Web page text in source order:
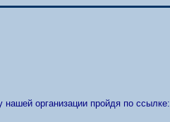
нашей организации пройдя по ссылке: